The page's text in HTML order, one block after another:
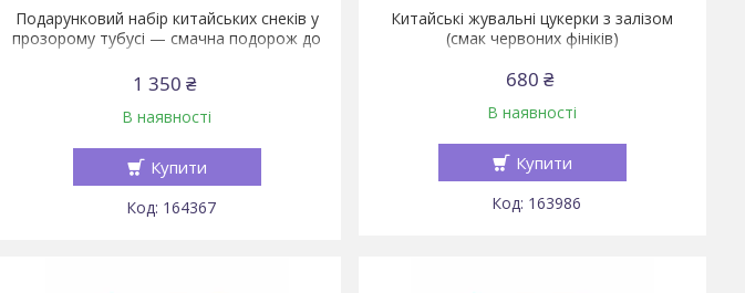
Подарунковий набір китайських снеків у
прозорому тубусі — смачна подорож до
1 350 ₴
В наявності
Купити
164367
Китайські жувальні цукерки з залізом
(смак червоних фініків)
680 ₴
В наявності
Купити
163986